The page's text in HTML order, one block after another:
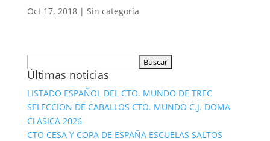
Oct 17, 2018| Sin categoría
Últimas noticias
LISTADO ESPAÑOL DEL CTO. MUNDO DE TREC
SELECCION DE CABALLOS CTO. MUNDO C.J. DOMA
CLASICA 2026
CTO CESA Y COPA DE ESPAÑA ESCUELAS SALTOS